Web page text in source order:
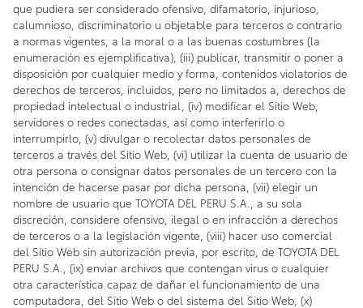
que pudiera ser considerado ofensivo, difamatorio, injurioso,
calumnioso, discriminatorio u objetable para terceros o contrario
a normas vigentes, a la moral o a las buenas costumbres (la
enumeración es ejemplificativa), (iii) publicar, transmitir o poner a
disposición por cualquier medio y forma, contenidos violatorios de
derechos de terceros, incluidos, pero no limitados a, derechos de
propiedad intelectual o industrial, (iv) modificar el Sitio Web,
servidores o redes conectadas, así como interferirlo o
interrumpirlo, (v) divulgar o recolectar datos personales de
terceros a través del Sitio Web, (vi) utilizar la cuenta de usuario de
otra persona o consignar datos personales de un tercero con la
intención de hacerse pasar por dicha persona, (vii) elegir un
nombre de usuario que TOYOTA DEL PERU S.A., a su sola
discreción, considere ofensivo, ilegal o en infracción a derechos
de terceros o a la legislación vigente, (viii) hacer uso comercial
del Sitio Web sin autorización previa, por escrito, de TOYOTA DEL
PERU S.A., (ix) enviar archivos que contengan virus o cualquier
otra característica capaz de dañar el funcionamiento de una
computadora, del Sitio Web o del sistema del Sitio Web, (x)